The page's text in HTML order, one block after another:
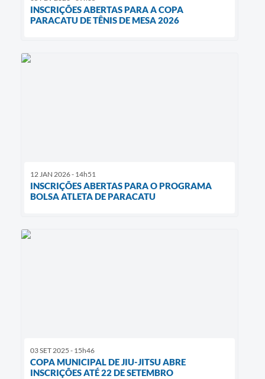
INSCRIÇÕES ABERTAS PARA A COPA
PARACATU DE TÊNIS DE MESA 2026
12 JAN 2026 - 14h51
INSCRIÇÕES ABERTAS PARA O PROGRAMA
BOLSA ATLETA DE PARACATU
03 SET 2025 - 15h46
COPA MUNICIPAL DE JIU-JITSU ABRE
INSCRIÇÕES ATÉ 22 DE SETEMBRO